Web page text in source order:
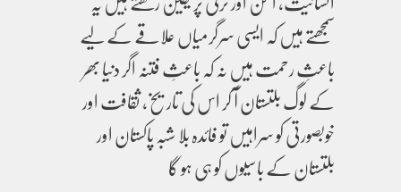
سمجھتے ہیں کہ ایسی سرگرمیاں علاقے کے لیے
باعثِ رحمت ہیں نہ کہ باعثِ فتنہ اگر دنیا بھر
کے لوگ بلتستان آ کر اس کی تاریخ، ثقافت اور
خوبصورتی کو سراہیں تو فائدہ بلا شبہ پاکستان اور
بلتستان کے باسیوں کو ہی ہو گا